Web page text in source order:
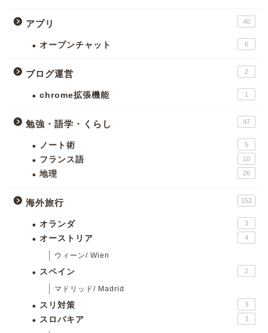
アプリ 40
オープンチャット 6
ブログ運営 2
chrome拡張機能 1
勉強・語学・くらし 47
ノート術 5
フランス語 10
地理 26
海外旅行 152
オランダ 3
オーストリア 4
ウィーン/ Wien
スペイン 2
マドリッド/ Madrid
スリ対策 3
スロバキア 3